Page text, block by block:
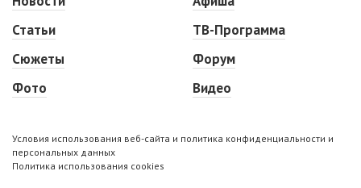
Статьи
Сюжеты
Фото
ТВ-Программа
Форум
Видео
Условия использования веб-сайта и политика конфиденциальности и
персональных данных
Политика использования cookies